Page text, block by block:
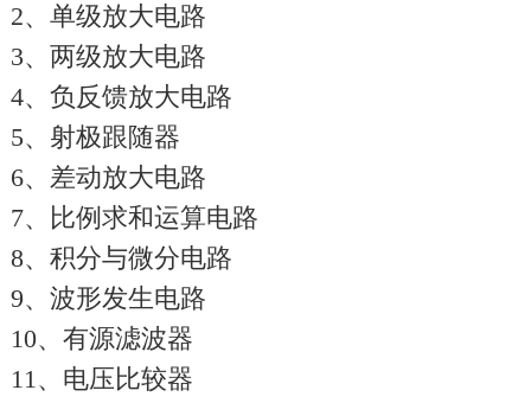
2、单级放大电路
3、两级放大电路
4、负反馈放大电路
5、射极跟随器
6、差动放大电路
7、比例求和运算电路
8、积分与微分电路
9、波形发生电路
10、有源滤波器
11、电压比较器